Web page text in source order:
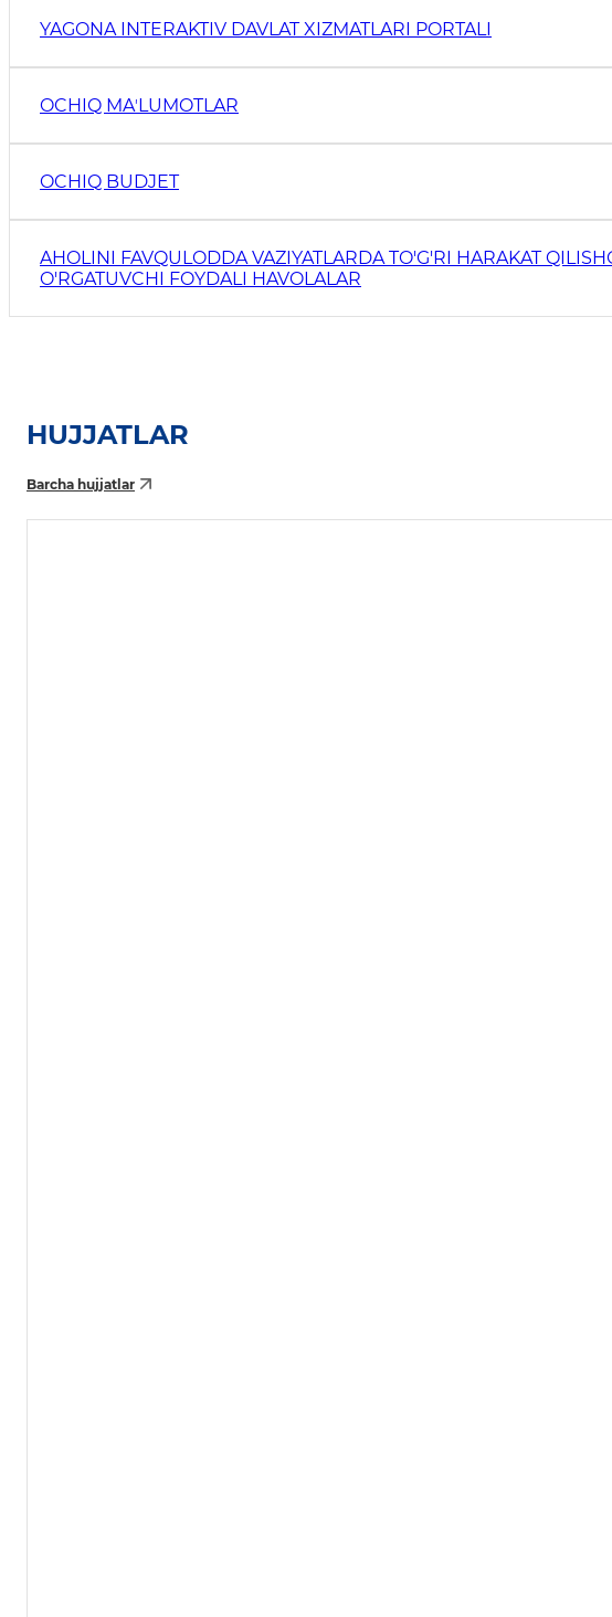
YAGONA INTERAKTIV DAVLAT XIZMATLARI PORTALI
OCHIQ MAʼLUMOTLAR
OCHIQ BUDJET
AHOLINI FAVQULODDA VAZIYATLARDA TO'G'RI HARAKAT
O'RGATUVCHI FOYDALI HAVOLALAR
HUJJATLAR
Barcha hujjatlar